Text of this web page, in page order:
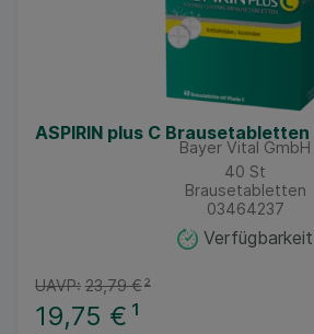
ASPIRIN plus C Brausetabletten
Bayer Vital GmbH
40 St
Brausetabletten
03464237
Verfügbarkeit
19,75 € ¹
UAVP: 23,79 €²